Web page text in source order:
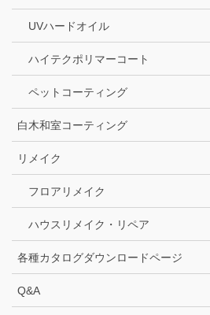
UVハードオイル
ハイテクポリマーコート
ペットコーティング
白木和室コーティング
リメイク
フロアリメイク
ハウスリメイク・リペア
各種カタログダウンロードページ
Q&A